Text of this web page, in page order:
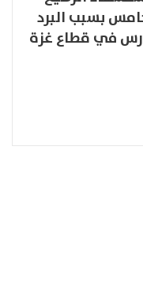
بسبب البرد
في قطاع غزة